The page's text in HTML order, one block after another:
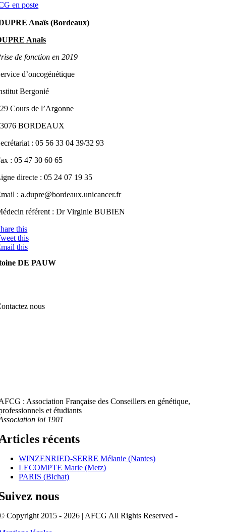
en poste
Anaïs (Bordeaux)
Anaïs
de fonction en 2019
d’oncogénétique
Bergonié
Cours de l’Argonne
BORDEAUX
: 05 56 33 04 39/32 93
: 05 47 30 60 65
directe : 05 24 07 19 35
: a.dupre@bordeaux.unicancer.fr
référent : Dr Virginie BUBIEN
this
this
this
DE PAUW
nous
: Association Française des Conseillers en génétique,
et étudiants
loi 1901
récents
WINZENRIED-SERRE Mélanie (Nantes)
LECOMPTE Marie (Metz)
PARIS (Bichat)
nous
Copyright 2015 - 2026 | AFCG All Rights Reserved -